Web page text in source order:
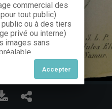
commercial des
tout public)
ou à des tiers
privé ou interne)
images sans
nous vous invitons
de solliciter le type
parmi celles
acquitter